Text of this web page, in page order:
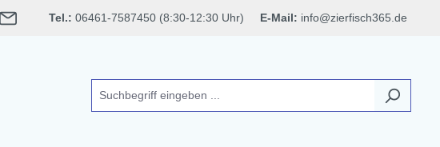
Tel.: 06461-7587450 (8:30-12:30 Uhr) E-Mail: info@zierfisch365.de